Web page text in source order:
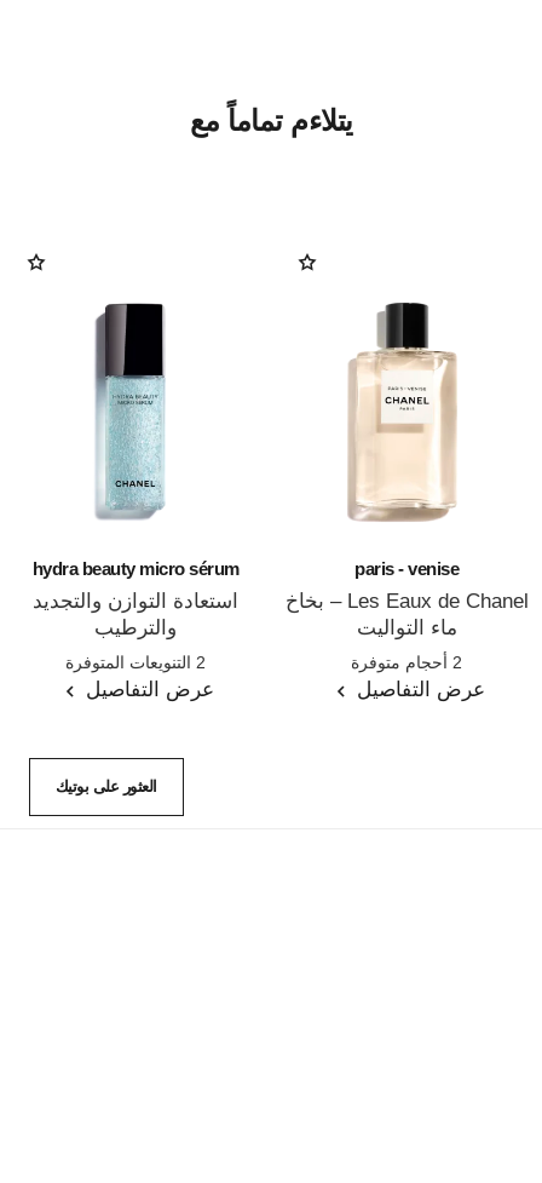
يتلاءم تماماً مع
paris - venise
Les Eaux de Chanel – بخاخ
ماء التواليت
2 أحجام متوفرة
عرض التفاصيل
hydra beauty micro sérum
استعادة التوازن والتجديد
والترطيب
2 التنويعات المتوفرة
عرض التفاصيل
العثور على بوتيك